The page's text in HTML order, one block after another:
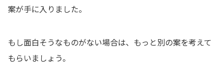
案が手に入りました。
もし面白そうなものがない場合は、もっと別の案を考えて
もらいましょう。